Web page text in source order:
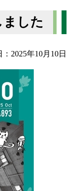
した
2025年10月10日